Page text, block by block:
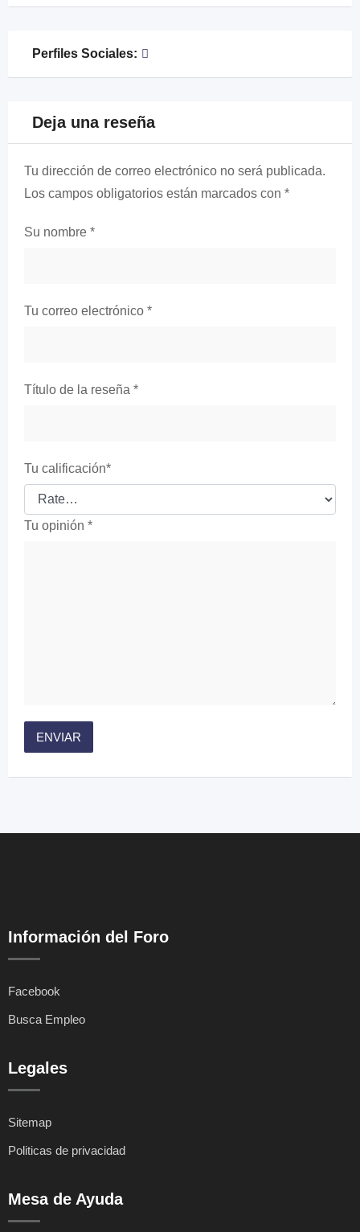
Perfiles Sociales:
Deja una reseña
Tu dirección de correo electrónico no será publicada.
Los campos obligatorios están marcados con *
Su nombre *
Tu correo electrónico *
Título de la reseña *
Tu calificación*
Tu opinión *
Información del Foro
Facebook
Busca Empleo
Legales
Sitemap
Politicas de privacidad
Mesa de Ayuda